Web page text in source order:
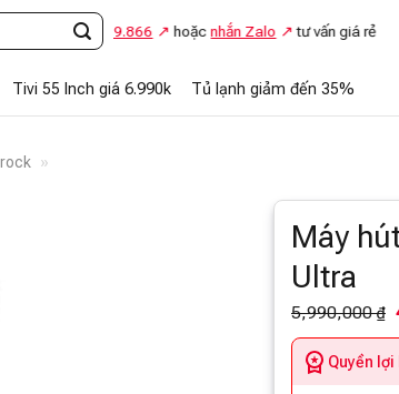
0948.869.866 hoặcnhắn Zalo tư vấn giá rẻ
Tivi 55 Inch giá 6.990k Tủ lạnh giảm đến 35%
»
Máy
Ultra
5,990,000 ₫
Quyền